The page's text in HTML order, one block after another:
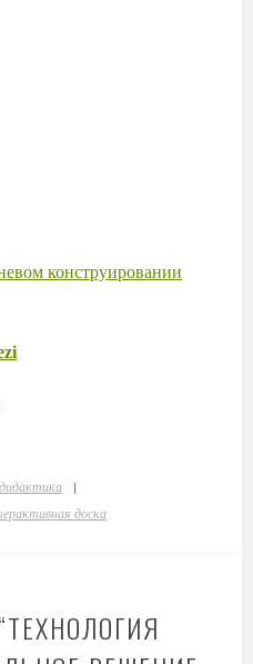
конструировании
|
доска
ТЕХНОЛОГИЯ